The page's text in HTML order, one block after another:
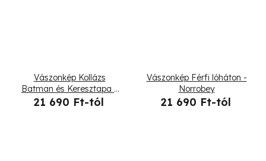
Vászonkép Kollázs
Batman és Keresztapa -
Norrobey
21 690 Ft-tól
Vászonkép Férfi lóháton -
Norrobey
21 690 Ft-tól